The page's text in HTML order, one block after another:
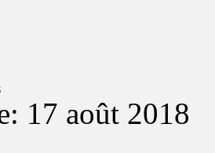
17 août 2018